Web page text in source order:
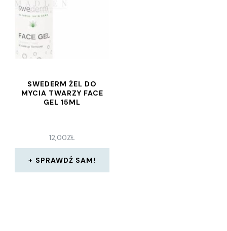
SWEDERM ŻEL DO
MYCIA TWARZY FACE
GEL 15ML
12,00ZŁ
SPRAWDŹ SAM!